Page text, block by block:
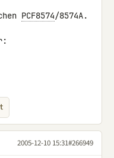
PCF8574/8574A.
2005-12-10 15:31#266949